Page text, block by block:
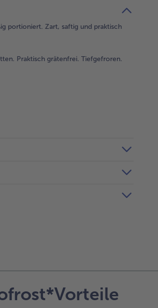
portioniert. Zart, saftig und praktisch
Praktisch grätenfrei. Tiefgefroren.